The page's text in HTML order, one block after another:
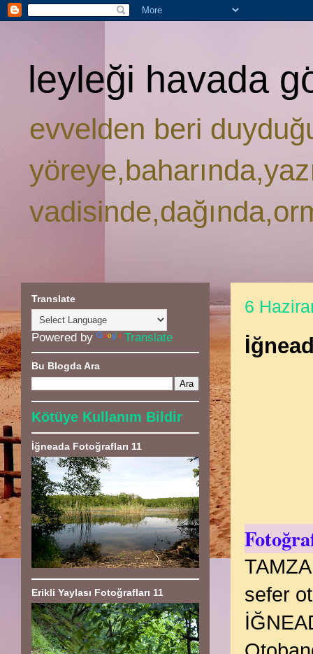
leyleği havada
evvelden beri
6
sefer
Translate
Powered by Translate
Bu Blogda Ara
Kötüye Kullanım Bildir
İğneada Fotoğrafları 11
Erikli Yaylası Fotoğrafları 11